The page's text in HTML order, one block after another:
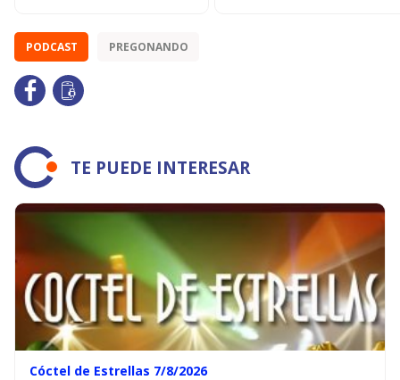
PODCAST PREGONANDO
TE PUEDE INTERESAR
Cóctel de Estrellas 7/8/2026